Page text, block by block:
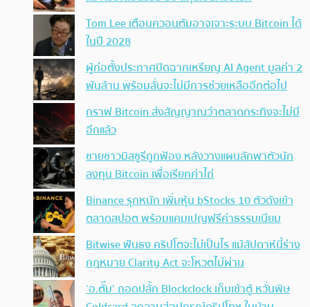
Tom Lee เตือนควอนตัมอาจเจาะระบบ Bitcoin ได้
ในปี 2028
ผู้ก่อตั้งประกาศปิดฉากเหรียญ AI Agent มูลค่า 2
พันล้าน พร้อมลั่นจะไม่มีการช่วยเหลืออีกต่อไป
กราฟ Bitcoin ส่งสัญญาณว่าตลาดกระทิงจะไม่มี
อีกแล้ว
ชายชาวมิสซูรีถูกฟ้อง หลังวางแผนลักพาตัวนัก
ลงทุน Bitcoin เพื่อเรียกค่าไถ่
Binance รุกหนัก เพิ่มหุ้น bStocks 10 ตัวดังเข้า
ตลาดสปอต พร้อมแคมเปญฟรีค่าธรรมเนียม
Bitwise ฟันธง คริปโตจะไม่เป็นไร แม้สัปดาห์นี้ร่าง
กฎหมาย Clarity Act จะโหวตไม่ผ่าน
‘อ.ตั๊ม’ ถอดปลั้ก Blockclock เก็บเข้าตู้ หวั่นพิษ